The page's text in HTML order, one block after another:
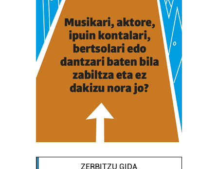
ZERBITZU GIDA